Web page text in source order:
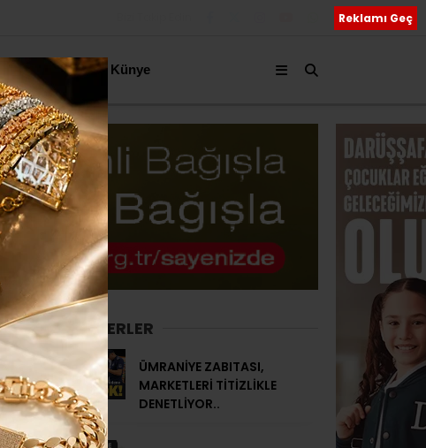
Hakkımızda Künye
SON HABERLER
ÜMRANİYE ZABITASI,
MARKETLERİ TİTİZLİKLE
DENETLİYOR..
Reklamı Geç